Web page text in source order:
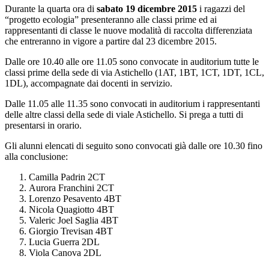
Durante la quarta ora di sabato 19 dicembre 2015 i ragazzi del
“progetto ecologia” presenteranno alle classi prime ed ai
rappresentanti di classe le nuove modalità di raccolta differenziata
che entreranno in vigore a partire dal 23 dicembre 2015.
Dalle ore 10.40 alle ore 11.05 sono convocate in auditorium tutte le
classi prime della sede di via Astichello (1AT, 1BT, 1CT, 1DT, 1CL,
1DL), accompagnate dai docenti in servizio.
Dalle 11.05 alle 11.35 sono convocati in auditorium i rappresentanti
delle altre classi della sede di viale Astichello. Si prega a tutti di
presentarsi in orario.
Gli alunni elencati di seguito sono convocati già dalle ore 10.30 fino
alla conclusione:
Camilla Padrin 2CT
Aurora Franchini 2CT
Lorenzo Pesavento 4BT
Nicola Quagiotto 4BT
Valeric Joel Saglia 4BT
Giorgio Trevisan 4BT
Lucia Guerra 2DL
Viola Canova 2DL